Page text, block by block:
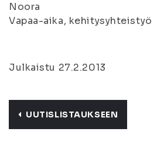
Noora
Vapaa-aika, kehitysyhteistyö
Julkaistu 27.2.2013
UUTISLISTAUKSEEN